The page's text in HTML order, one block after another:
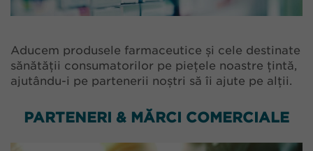
Aducem produsele farmaceutice și cele destinate
sănătății consumatorilor pe piețele noastre țintă,
ajutându-i pe partenerii noștri să îi ajute pe alții.
PARTENERI & MĂRCI COMERCIALE